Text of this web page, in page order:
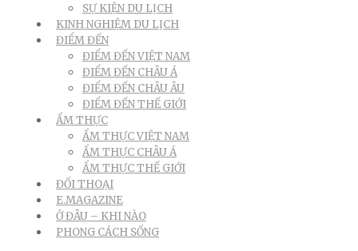
SỰ KIỆN DU LỊCH
KINH NGHIỆM DU LỊCH
ĐIỂM ĐẾN
ĐIỂM ĐẾN VIỆT NAM
ĐIỂM ĐẾN CHÂU Á
ĐIỂM ĐẾN CHÂU ÂU
ĐIỂM ĐẾN THẾ GIỚI
ẨM THỰC
ẨM THỰC VIỆT NAM
ẨM THỰC CHÂU Á
ẨM THỰC THẾ GIỚI
ĐỐI THOẠI
E.MAGAZINE
Ở ĐÂU – KHI NÀO
PHONG CÁCH SỐNG